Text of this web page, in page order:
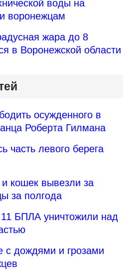
воды на
воронежцам
жара до 8
в Воронежской области
осужденного в
Роберта Гилмана
часть левого берега
кошек вывезли за
за полгода
БПЛА уничтожили над
с дождями и грозами